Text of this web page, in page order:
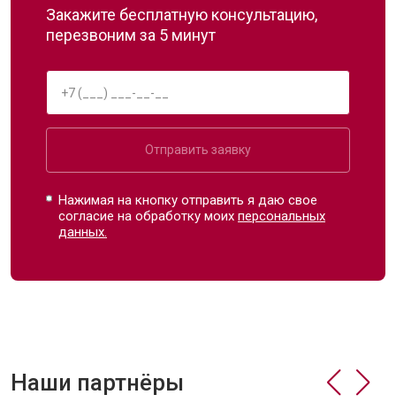
Закажите бесплатную консультацию,
перезвоним за 5 минут
Отправить заявку
Нажимая на кнопку отправить я даю свое
согласие на обработку моихперсональных
данных.
Наши партнёры